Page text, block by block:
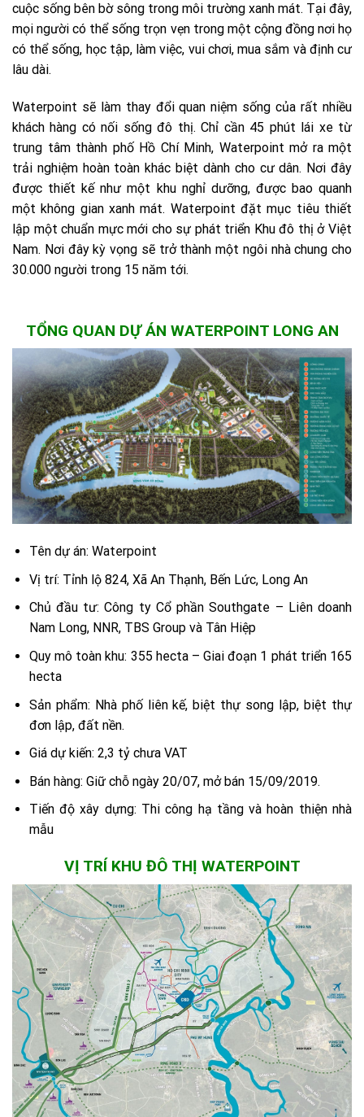
cuộc sống bên bờ sông trong môi trường xanh mát. Tại đây,
mọi người có thể sống trọn vẹn trong một cộng đồng nơi họ
có thể sống, học tập, làm việc, vui chơi, mua sắm và định cư
lâu dài.
Waterpoint sẽ làm thay đổi quan niệm sống của rất nhiều
khách hàng có nối sống đô thị. Chỉ cần 45 phút lái xe từ
trung tâm thành phố Hồ Chí Minh, Waterpoint mở ra một
trải nghiệm hoàn toàn khác biệt dành cho cư dân. Nơi đây
được thiết kế như một khu nghỉ dưỡng, được bao quanh
một không gian xanh mát. Waterpoint đặt mục tiêu thiết
lập một chuẩn mực mới cho sự phát triển Khu đô thị ở Việt
Nam. Nơi đây kỳ vọng sẽ trở thành một ngôi nhà chung cho
30.000 người trong 15 năm tới.
TỔNG QUAN DỰ ÁN WATERPOINT LONG AN
Tên dự án: Waterpoint
Vị trí: Tỉnh lộ 824, Xã An Thạnh, Bến Lức, Long An
Chủ đầu tư: Công ty Cổ phần Southgate – Liên doanh
Nam Long, NNR, TBS Group và Tân Hiệp
Quy mô toàn khu: 355 hecta – Giai đoạn 1 phát triển 165
hecta
Sản phẩm: Nhà phố liên kế, biệt thự song lập, biệt thự
đơn lập, đất nền.
Giá dự kiến: 2,3 tỷ chưa VAT
Bán hàng: Giữ chỗ ngày 20/07, mở bán 15/09/2019.
Tiến độ xây dựng: Thi công hạ tầng và hoàn thiện nhà
mẫu
VỊ TRÍ KHU ĐÔ THỊ WATERPOINT